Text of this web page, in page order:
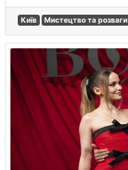
Київ Мистецтво та розваги